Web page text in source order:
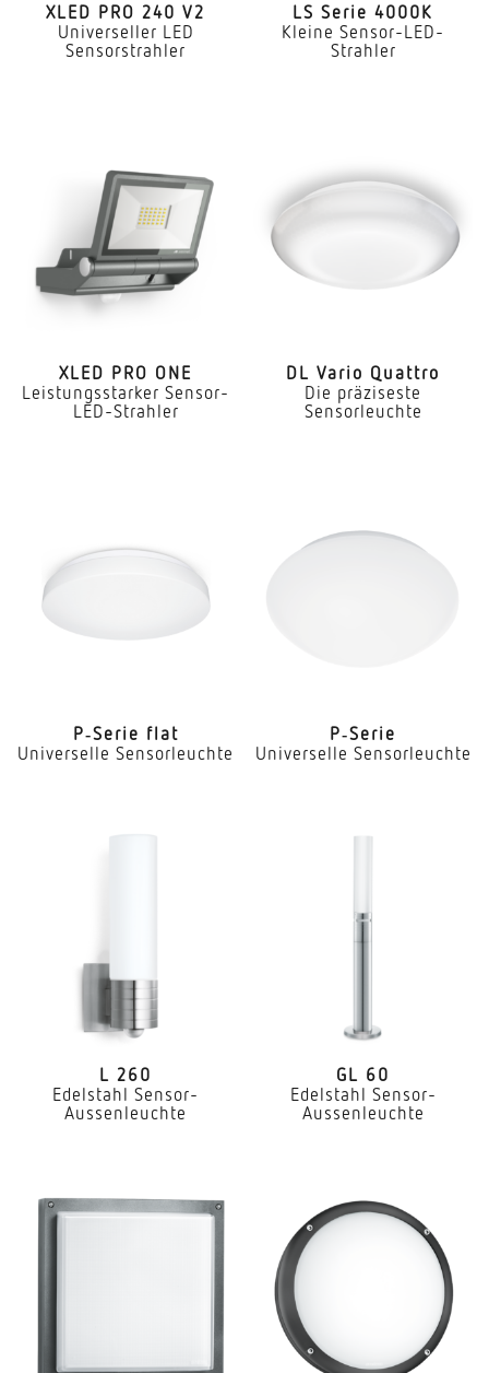
XLED PRO 240 V2
Universeller LED
Sensorstrahler
LS Serie 4000K
Kleine Sensor-LED-
Strahler
XLED PRO ONE
Leistungsstarker Sensor-
LED-Strahler
DL Vario Quattro
Die präziseste
Sensorleuchte
P‑Serie flat
Universelle Sensorleuchte
P‑Serie
Universelle Sensorleuchte
L 260
Edelstahl Sensor-
Aussenleuchte
GL 60
Edelstahl Sensor-
Aussenleuchte